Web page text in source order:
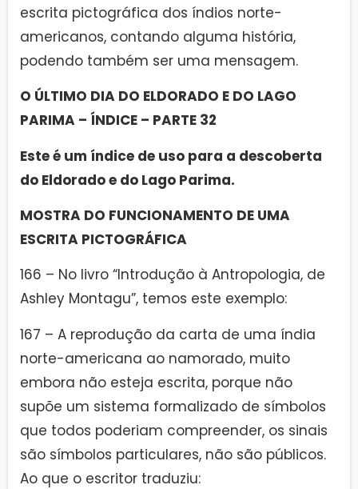
escrita pictográfica dos índios norte-
americanos, contando alguma história,
podendo também ser uma mensagem.
O ÚLTIMO DIA DO ELDORADO E DO LAGO
PARIMA – ÍNDICE – PARTE 32
Este é um índice de uso para a descoberta
do Eldorado e do Lago Parima.
MOSTRA DO FUNCIONAMENTO DE UMA
ESCRITA PICTOGRÁFICA
166 – No livro “Introdução à Antropologia, de
Ashley Montagu”, temos este exemplo:
167 – A reprodução da carta de uma índia
norte-americana ao namorado, muito
embora não esteja escrita, porque não
supõe um sistema formalizado de símbolos
que todos poderiam compreender, os sinais
são símbolos particulares, não são públicos.
Ao que o escritor traduziu: